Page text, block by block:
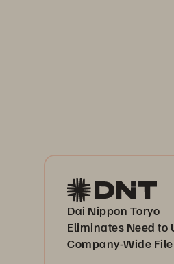
Dai Nippon Toryo
Eliminates Need to
Company-Wide